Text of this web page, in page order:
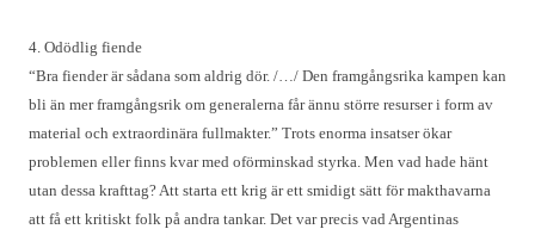
4. Odödlig fiende
“Bra fiender är sådana som aldrig dör. /…/ Den framgångsrika kampen kan
bli än mer framgångsrik om generalerna får ännu större resurser i form av
material och extraordinära fullmakter.” Trots enorma insatser ökar
problemen eller finns kvar med oförminskad styrka. Men vad hade hänt
utan dessa krafttag? Att starta ett krig är ett smidigt sätt för makthavarna
att få ett kritiskt folk på andra tankar. Det var precis vad Argentinas